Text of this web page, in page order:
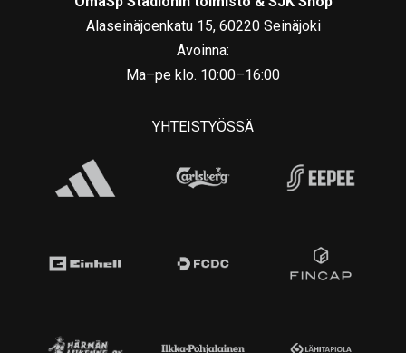
Alaseinäjoenkatu 15, 60220 Seinäjoki
Avoinna:
Ma–pe klo. 10:00–16:00
YHTEISTYÖSSÄ